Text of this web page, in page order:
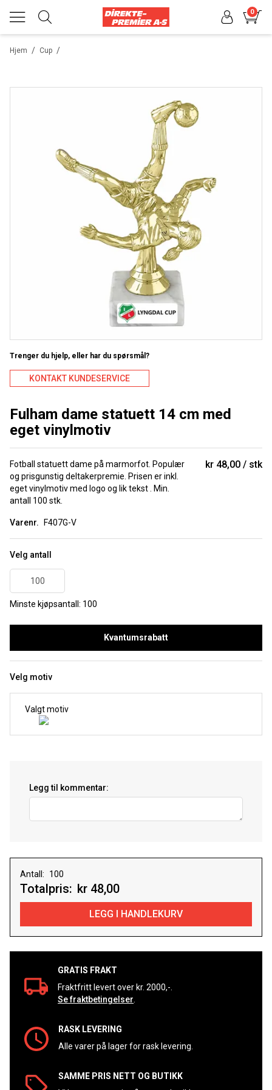
0
/
Hjem /
Cup
Trenger du hjelp, eller har du spørsmål?
KONTAKT KUNDESERVICE
Fulham dame statuett 14 cm med
eget vinylmotiv
Fotball statuett dame på marmorfot. Populær
og prisgunstig deltakerpremie. Prisen er inkl.
eget vinylmotiv med logo og lik tekst . Min.
antall 100 stk.
Varenr. F407G-V
kr 48,00 stk
Velg antall
Minste kjøpsantall: 100
Kvantumsrabatt
Velg motiv
Valgt motiv
Legg til kommentar:
Antall:
Totalpris: kr 48,00
GRATIS FRAKT
Fraktfritt levert over kr. 2000,-.
Se fraktbetingelser
RASK LEVERING
Alle varer på lager for rask levering.
SAMME PRIS NETT OG BUTIKK